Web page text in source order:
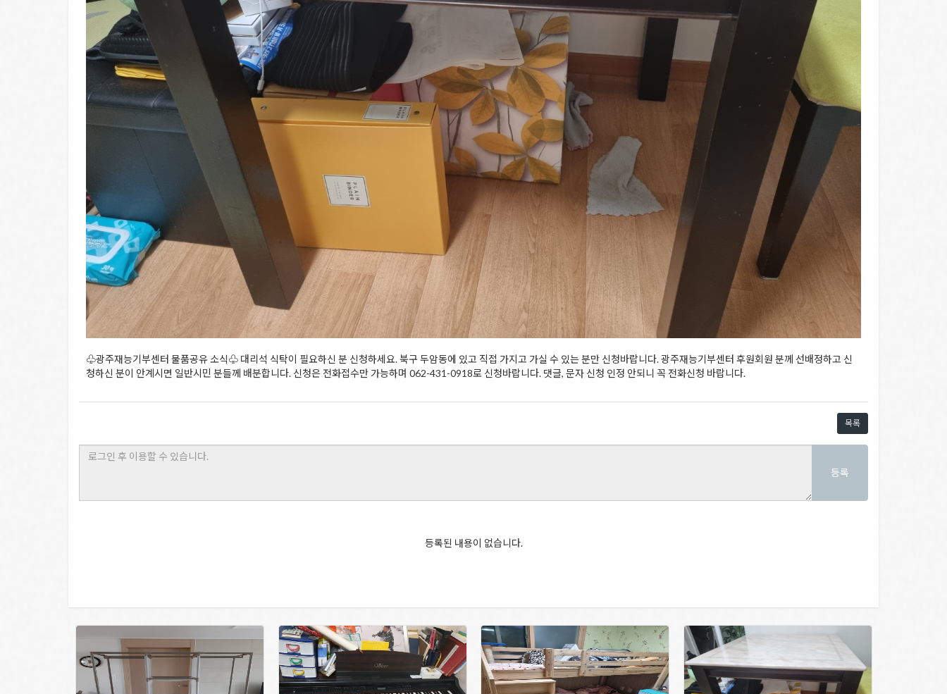
♧광주재능기부센터 물품공유 소식♧ 대리석 식탁이 필요하신 분 신청하세요. 북구 두암동에 있고 직접 가지고 가실 수 있는 분만 신청바랍니다. 광주재능기부센터 후원회원 분께 선배정하고 신
청하신 분이 안계시면 일반시민 분들께 배분합니다. 신청은 전화접수만 가능하며 062-431-0918로 신청바랍니다. 댓글, 문자 신청 인정 안되니 꼭 전화신청 바랍니다.
목록
등록
등록된 내용이 없습니다.